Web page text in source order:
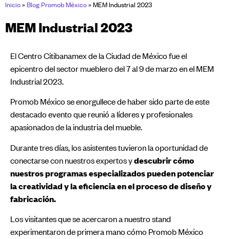
Inicio» Blog Promob México» MEM Industrial 2023
MEM Industrial 2023
El Centro Citibanamex de la Ciudad de México fue el
epicentro del sector mueblero del 7 al 9 de marzo en el MEM
Industrial 2023.
Promob México se enorgullece de haber sido parte de este
destacado evento que reunió a líderes y profesionales
apasionados de la industria del mueble.
Durante tres días, los asistentes tuvieron la oportunidad de
conectarse con nuestros expertos ydescubrir cómo
nuestros programas especializados pueden potenciar
la creatividad y la eficiencia en el proceso de diseño y
fabricación.
Los visitantes que se acercaron a nuestro stand
experimentaron de primera mano cómo Promob México